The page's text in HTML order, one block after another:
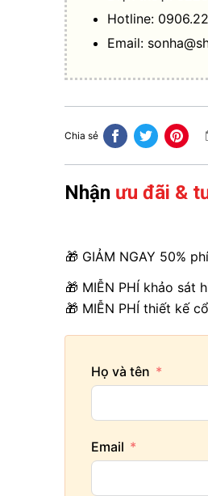
Hotline:
Email:
Chia sẻ
Nhận ưu đãi &
🎁 GIẢM NGAY 50%
🎁 MIỄN PHÍ khảo sát
🎁 MIỄN PHÍ thiết kế
Họ và tên
Email